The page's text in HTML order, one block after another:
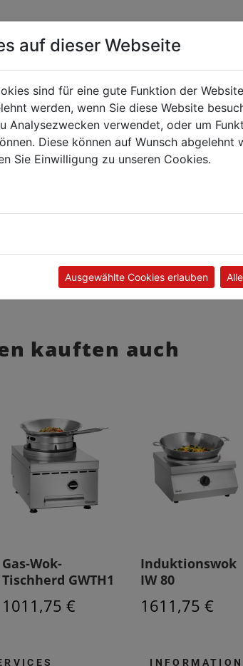
kauften auch
Gas-Wok-
Tischherd GWTH1
1011,75 €
Induktionswok
IW 80
1611,75 €
INFORMATION
auf dieser Webseite
sind für eine gute Funktion der
werden, wenn Sie diese Website
Analysezwecken verwendet, oder um
Diese können auf Wunsch abgelehnt
Sie Einwilligung zu unseren Cookies.
Ausgewählte Cookies erlauben